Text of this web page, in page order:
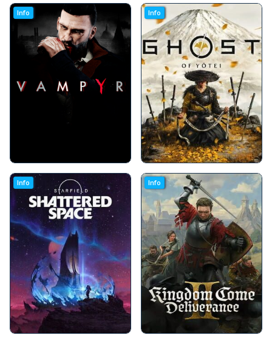
Info Info
Info Info